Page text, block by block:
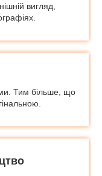
вигляд,
Тим більше, що